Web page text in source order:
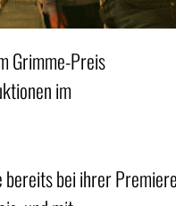
Grimme-Preis
im
bereits bei ihrer